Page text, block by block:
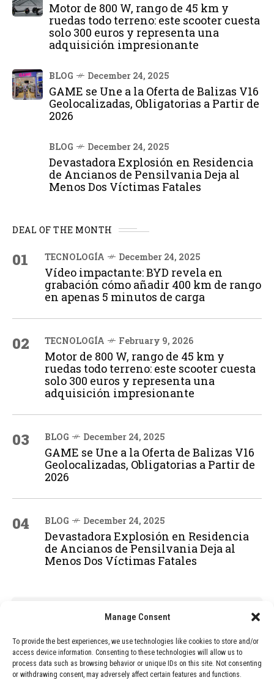
Manage Consent
To provide the best experiences, we use technologies like cookies to store and/or
access device information. Consenting to these technologies will allow us to
process data such as browsing behavior or unique IDs on this site. Not consenting
or withdrawing consent, may adversely affect certain features and functions.
Motor de 800 W, rango de 45 km y
ruedas todo terreno: este scooter cuesta
solo 300 euros y representa una
adquisición impresionante
BLOG December 24, 2025
GAME se Une a la Oferta de Balizas V16
Geolocalizadas, Obligatorias a Partir de
2026
BLOG December 24, 2025
Devastadora Explosión en Residencia
de Ancianos de Pensilvania Deja al
Menos Dos Víctimas Fatales
DEAL OF THE MONTH
01 TECNOLOGÍA December 24, 2025
Vídeo impactante: BYD revela en
grabación cómo añadir 400 km de rango
en apenas 5 minutos de carga
02 TECNOLOGÍA February 9, 2026
Motor de 800 W, rango de 45 km y
ruedas todo terreno: este scooter cuesta
solo 300 euros y representa una
adquisición impresionante
03 BLOG December 24, 2025
GAME se Une a la Oferta de Balizas V16
Geolocalizadas, Obligatorias a Partir de
2026
04 BLOG December 24, 2025
Devastadora Explosión en Residencia
de Ancianos de Pensilvania Deja al
Menos Dos Víctimas Fatales